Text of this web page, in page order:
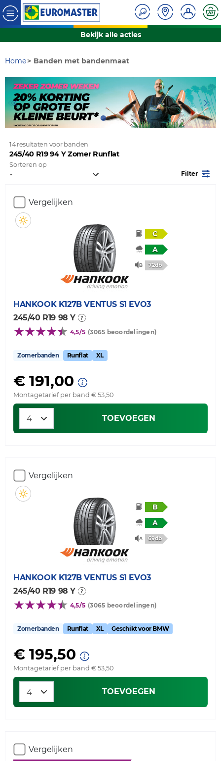
Bekijk alle acties
Home Banden met bandenmaat
14 resultaten voor banden
245/40 R19 94 Y Zomer Runflat
Sorteren op
Filter
Vergelijken
C
A
72db
HANKOOK K127B VENTUS S1 EVO3
245/40 R19 98 Y
4,5/5 (3065 beoordelingen)
Zomerbanden Runflat XL
€ 191,00
Montagetarief per band € 53,50
TOEVOEGEN
Vergelijken
B
A
69db
HANKOOK K127B VENTUS S1 EVO3
245/40 R19 98 Y
4,5/5 (3065 beoordelingen)
Zomerbanden Runflat XL Geschikt voor BMW
€ 195,50
Montagetarief per band € 53,50
TOEVOEGEN
Vergelijken